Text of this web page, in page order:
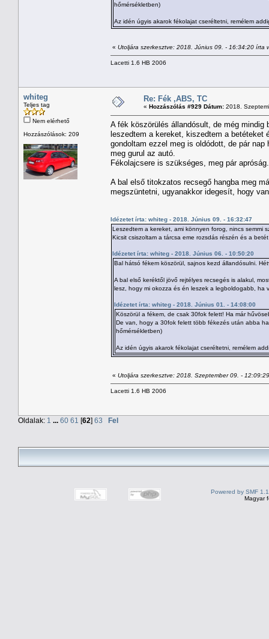
hőmérsékletben)
Az idén úgyis akarok fékolajat cseréltetni, remélem
« Utoljára szerkesztve: 2018. Június 09. - 16:34:20 írta
Lacetti 1.6 HB 2006
whiteg
Teljes tag
Nem elérhető
Hozzászólások: 209
Re: Fék ,ABS, TC
« Hozzászólás #929 Dátum: 2018.
A fék köszörülés állandósult, de még
leszedtem a kereket, kiszedtem a betéteket
gondoltam ezzel meg is oldódott, de pár
meg gurul az autó.
Fékolajcsere is szükséges, meg pár apróság.
A bal első titokzatos recsegő hangba meg
megszüntetni, ugyanakkor idegesít, hogy
Idézetet írta: whiteg - 2018. Június 09. - 16:32:47
Leszedtem a kereket, ami könnyen forog, nincs semmi
Kicsit csiszoltam a tárcsa eme rozsdás részén és a
Idézetet írta: whiteg - 2018. Június 06. - 10:50:20
Bal hátsó fékem köszörül, sajnos kezd állandósulni.
A bal első keréktől jövő rejtélyes recsegés is alakul,
lesz, hogy mi okozza és én leszek a legboldogabb, ha
Idézetet írta: whiteg - 2018. Június 01. - 14:08:00
Köszörül a fékem, de csak 30fok felett! Ha már
De van, hogy a 30fok felett több fékezés után abba
hőmérsékletben)
Az idén úgyis akarok fékolajat cseréltetni, remélem
« Utoljára szerkesztve: 2018. Szeptember 09. -
Lacetti 1.6 HB 2006
Oldalak: 1 ... 60 61 [62] 63 Fel
Powered by SMF
Magyar